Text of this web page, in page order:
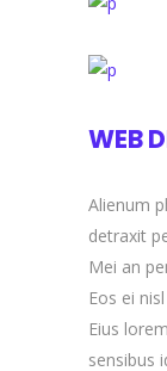
WEB
Alienum
detraxit
Mei an
Eos ei
Eius
sensibus